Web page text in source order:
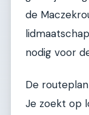
de
nodig voor
De
Je zoekt op